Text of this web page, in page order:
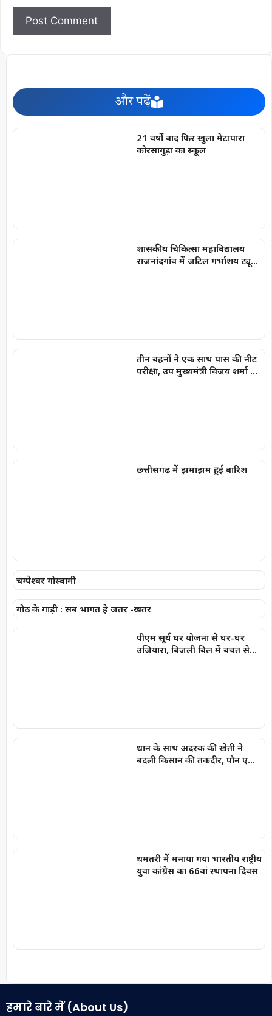
और पढ़ें
21 वर्षों बाद फिर खुला मेटापारा
कोरसागुड़ा का स्कूल
शासकीय चिकित्सा महाविद्यालय
राजनांदगांव में जटिल गर्भाशय ट्यूमर
तीन बहनों ने एक साथ पास की नीट
परीक्षा, उप मुख्यमंत्री विजय शर्मा ने
छत्तीसगढ़ में झमाझम हुई बारिश
चम्पेश्वर गोस्वामी
गोठ के गाड़ी : सब भागत हे जतर -खतर
पीएम सूर्य घर योजना से घर-घर
उजियारा, बिजली बिल में बचत से
धान के साथ अदरक की खेती ने
बदली किसान की तकदीर, पौन एकड़
धमतरी में मनाया गया भारतीय राष्ट्रीय
युवा कांग्रेस का 66वां स्थापना दिवस
हमारे बारे में (About Us)